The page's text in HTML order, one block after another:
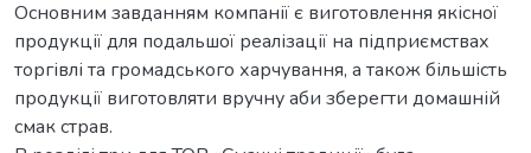
Основним завданням компанії є виготовлення якісної
продукції для подальшої реалізації на підприємствах
торгівлі та громадського харчування, а також більшість
продукції виготовляти вручну аби зберегти домашній
смак страв.